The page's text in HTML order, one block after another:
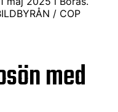
/ COP
med